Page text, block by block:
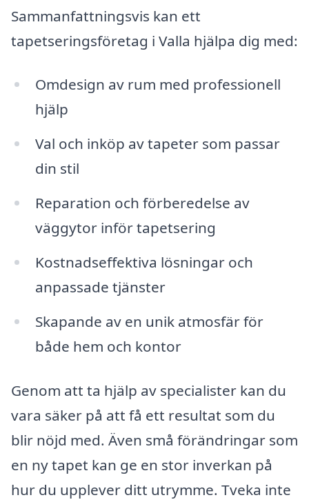
Sammanfattningsvis kan ett
tapetseringsföretag i Valla hjälpa dig med:
Omdesign av rum med professionell
hjälp
Val och inköp av tapeter som passar
din stil
Reparation och förberedelse av
väggytor inför tapetsering
Kostnadseffektiva lösningar och
anpassade tjänster
Skapande av en unik atmosfär för
både hem och kontor
Genom att ta hjälp av specialister kan du
vara säker på att få ett resultat som du
blir nöjd med. Även små förändringar som
en ny tapet kan ge en stor inverkan på
hur du upplever ditt utrymme. Tveka inte